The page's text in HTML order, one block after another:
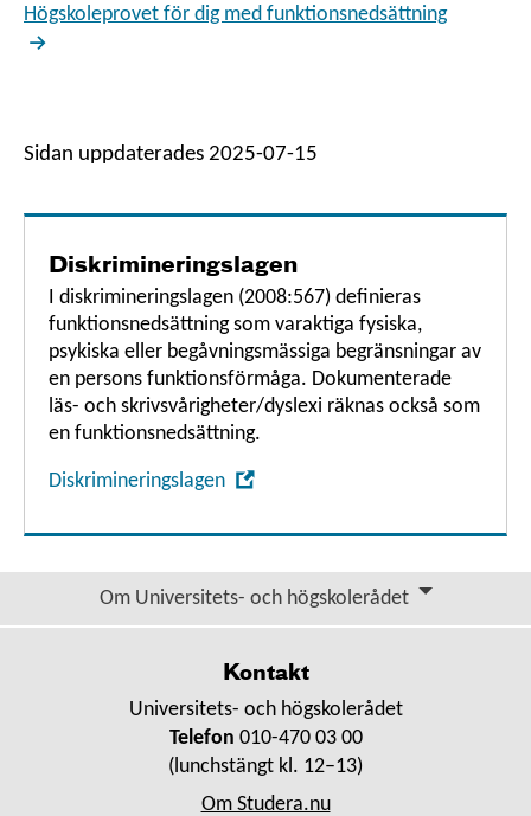
Högskoleprovet för dig med funktionsnedsättning
Sidan uppdaterades 2025-07-15
Diskrimineringslagen
I diskrimineringslagen (2008:567) definieras
funktionsnedsättning som varaktiga fysiska,
psykiska eller begåvningsmässiga begränsningar av
en persons funktionsförmåga. Dokumenterade
läs- och skrivsvårigheter/dyslexi räknas också som
en funktions­nedsättning.
Diskrimineringslagen
i
nytt
fönster
Om Universitets- och högskolerådet
Kontakt
Universitets- och högskolerådet
Telefon 010-470 03 00
(lunchstängt kl. 12–13)
Om Studera.nu